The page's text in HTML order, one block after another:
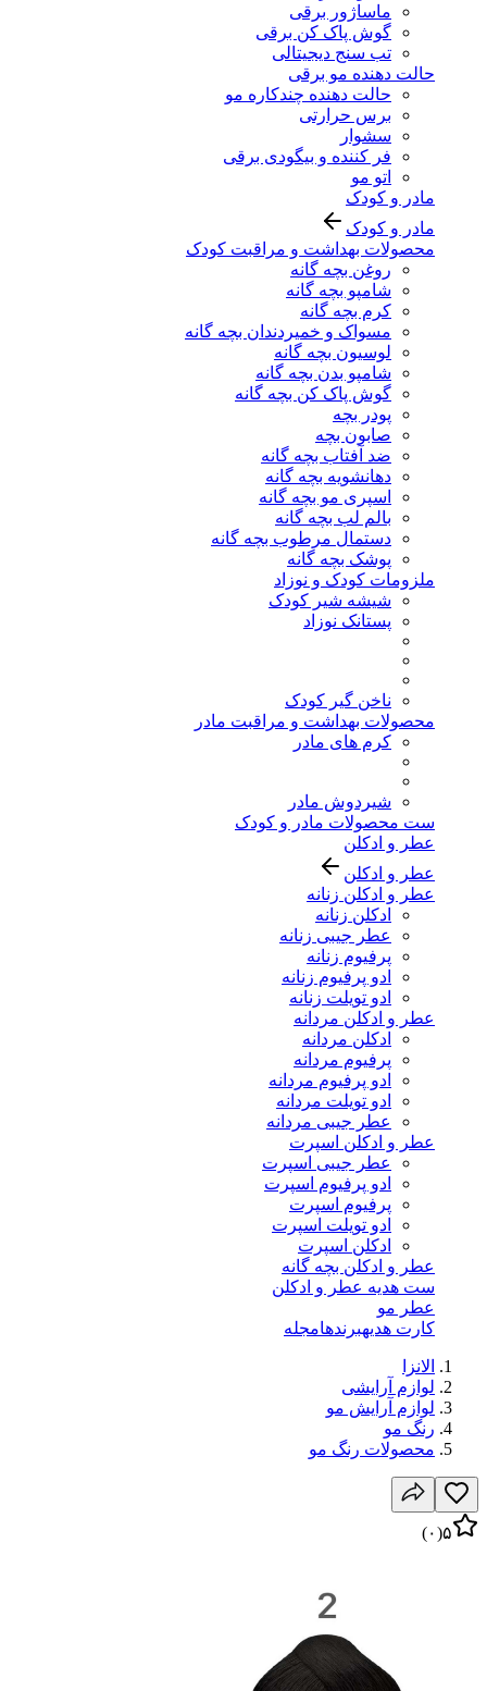
ماساژور برقی
گوش پاک کن برقی
تب سنج دیجیتالی
حالت دهنده مو برقی
حالت دهنده چندکاره مو
برس حرارتی
سشوار
فر کننده و بیگودی برقی
اتو مو
مادر و کودک
مادر و کودک
محصولات بهداشت و مراقبت کودک
روغن بچه گانه
شامپو بچه گانه
کرم بچه گانه
مسواک و خمیردندان بچه گانه
لوسیون بچه گانه
شامپو بدن بچه گانه
گوش پاک کن بچه گانه
پودر بچه
صابون بچه
ضد آفتاب بچه گانه
دهانشویه بچه گانه
اسپری مو بچه گانه
بالم لب بچه گانه
دستمال مرطوب بچه گانه
پوشک بچه گانه
ملزومات کودک و نوزاد
شیشه شیر کودک
پستانک نوزاد
ناخن گیر کودک
محصولات بهداشت و مراقبت مادر
کرم های مادر
شیردوش مادر
ست محصولات مادر و کودک
عطر و ادکلن
عطر و ادکلن
عطر و ادکلن زنانه
ادکلن زنانه
عطر جیبی زنانه
پرفیوم زنانه
ادو پرفیوم زنانه
ادو تویلت زنانه
عطر و ادکلن مردانه
ادکلن مردانه
پرفیوم مردانه
ادو پرفیوم مردانه
ادو تویلت مردانه
عطر جیبی مردانه
عطر و ادکلن اسپرت
عطر جیبی اسپرت
ادو پرفیوم اسپرت
پرفیوم اسپرت
ادو تویلت اسپرت
ادکلن اسپرت
عطر و ادکلن بچه گانه
ست هدیه عطر و ادکلن
عطر مو
کارت هدیهبرندهامجله
الانزا
لوازم آرایشی
لوازم آرایش مو
رنگ مو
محصولات رنگ مو
۵(۰)